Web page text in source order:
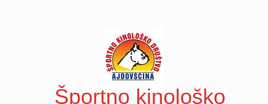
Športno kinološko